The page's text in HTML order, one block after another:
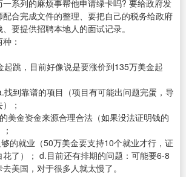
系列的麻烦事帮他申请绿卡吗? 要给政府发
合完成文件的整理、要把自己的税务给政府
要提供招聘本地人的面试记录。
：
起跳，目前好像说是要涨价到135万美金起
找到靠谱的项目（项目有可能出问题完蛋，导
；
美金资金来源合理合法（如果没法证明钱的
的就业（50万美金要支持10个就业才行，证
了）； d.目前还有排期的问题：可能要6-8
美国，对于很多人就太慢了。